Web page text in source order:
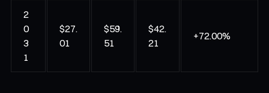
2
0
3
1
$27.
01
$59.
51
$42.
21
+72.00%